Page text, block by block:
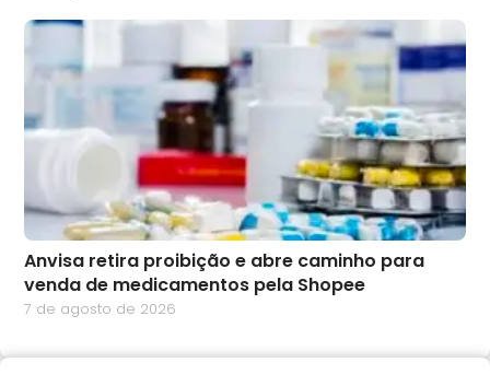
Anvisa retira proibição e abre caminho para
venda de medicamentos pela Shopee
7 de agosto de 2026